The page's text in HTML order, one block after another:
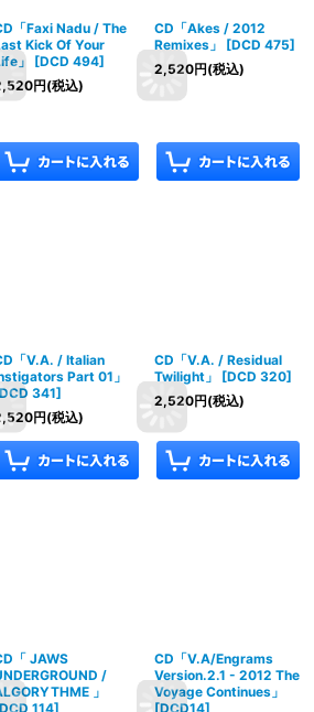
「Faxi Nadu / The
Kick Of Your
」
[DCD 494]
円(税込)
CD「Akes / 2012
Remixes」
[DCD 475]
2,520円(税込)
「V.A. / Italian
Part 01」
341]
円(税込)
CD「V.A. / Residual
Twilight」
[DCD 320]
2,520円(税込)
「 JAWS
/
」
114]
CD「V.A/Engrams
Version.2.1 - 2012 The
Voyage Continues」
[DCD14]